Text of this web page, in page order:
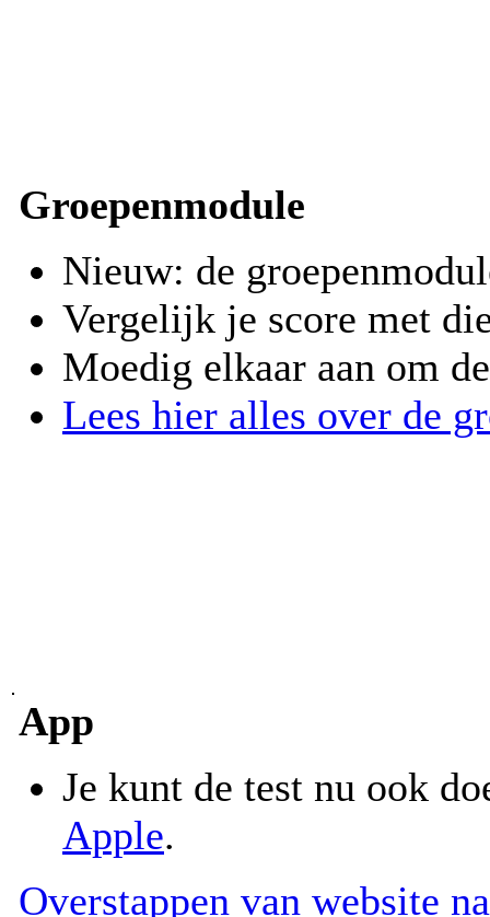
Groepenmodule
Nieuw: de
Vergelijk je score met
Moedig elkaar aan om
Lees hier alles over de
App
Je kunt de test nu ook
Apple.
Overstappen van website